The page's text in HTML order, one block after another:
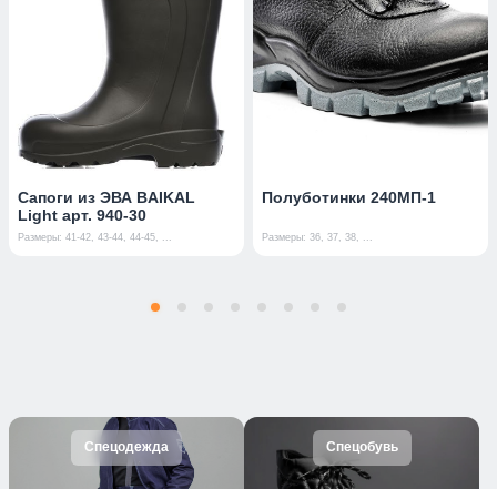
Сапоги из ЭВА BAIKAL
Light арт. 940-30
Размеры: 41-42, 43-44, 44-45, ...
Полуботинки 240МП-1
Размеры: 36, 37, 38, ...
Спецодежда Спецобувь